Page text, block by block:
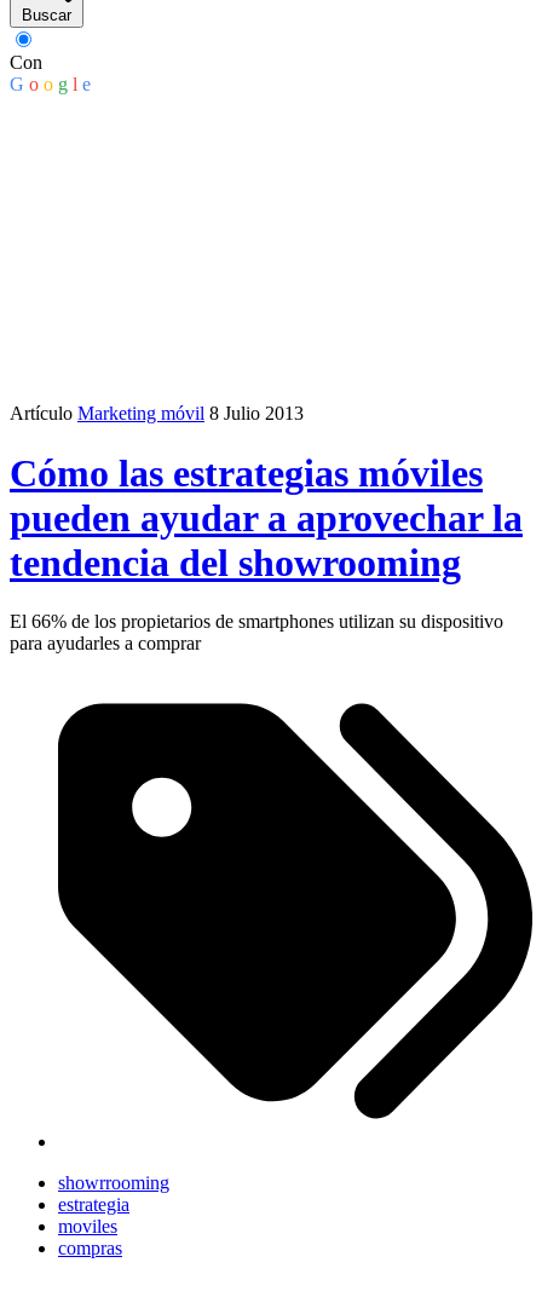
Buscar
Con
G o o g l e
Artículo Marketing móvil 8 Julio 2013
Cómo las estrategias móviles
pueden ayudar a aprovechar la
tendencia del showrooming
El 66% de los propietarios de smartphones utilizan su dispositivo
para ayudarles a comprar
showrrooming
estrategia
moviles
compras